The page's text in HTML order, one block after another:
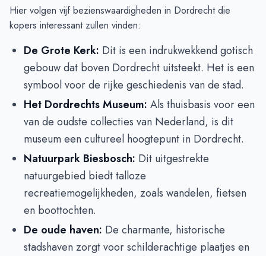
Hier volgen vijf bezienswaardigheden in Dordrecht die
kopers interessant zullen vinden:
De Grote Kerk: Dit is een indrukwekkend gotisch
gebouw dat boven Dordrecht uitsteekt. Het is een
symbool voor de rijke geschiedenis van de stad.
Het Dordrechts Museum: Als thuisbasis voor een
van de oudste collecties van Nederland, is dit
museum een cultureel hoogtepunt in Dordrecht.
Natuurpark Biesbosch: Dit uitgestrekte
natuurgebied biedt talloze
recreatiemogelijkheden, zoals wandelen, fietsen
en boottochten.
De oude haven: De charmante, historische
stadshaven zorgt voor schilderachtige plaatjes en